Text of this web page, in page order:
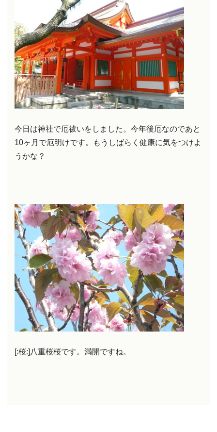
今日は神社で厄祓いをしました。今年後厄なのであと
10ヶ月で厄明けです。もうしばらく健康に気をつけよ
うかな？
[:桜:]八重桜桜です。満開ですね。